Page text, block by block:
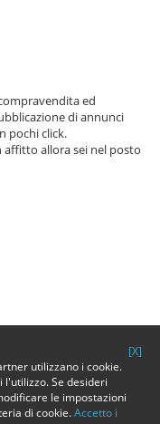
ed
di annunci
pochi click.
allora sei nel posto
[X]
utilizzano i cookie.
l'utilizzo. Se desideri
le impostazioni
di cookie.Accetto i